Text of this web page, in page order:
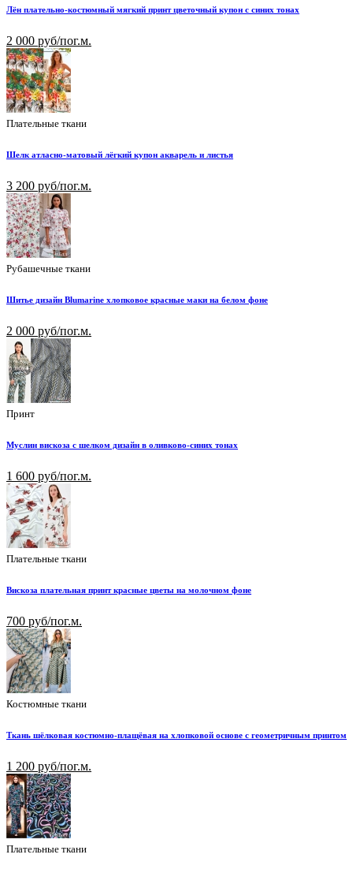
Лён плательно-костюмный мягкий принт цветочный купон с синих тонах
2 000 руб/пог.м.
Плательные ткани
Шелк атласно-матовый лёгкий купон акварель и листья
3 200 руб/пог.м.
Рубашечные ткани
Шитье дизайн Blumarine хлопковое красные маки на белом фоне
2 000 руб/пог.м.
Принт
Муслин вискоза с шелком дизайн в оливково-синих тонах
1 600 руб/пог.м.
Плательные ткани
Вискоза плательная принт красные цветы на молочном фоне
700 руб/пог.м.
Костюмные ткани
Ткань шёлковая костюмно-плащёвая на хлопковой основе с геометричным принтом
1 200 руб/пог.м.
Плательные ткани